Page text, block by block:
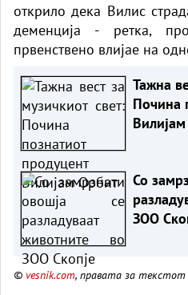
открило дека Вилис
деменција - ретка,
првенствено влијае на
Тажна
Почина
Со
ЗОО
© vesnik.com, правата за текстот